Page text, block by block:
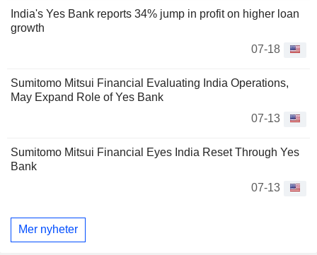
India's Yes Bank reports 34% jump in profit on higher loan
growth
07-18
Sumitomo Mitsui Financial Evaluating India Operations,
May Expand Role of Yes Bank
07-13
Sumitomo Mitsui Financial Eyes India Reset Through Yes
Bank
07-13
Mer nyheter